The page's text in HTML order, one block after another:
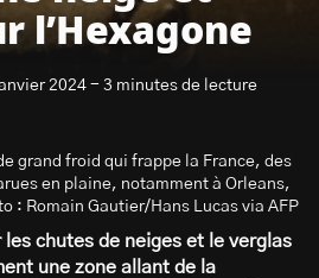
l’Hexagone
2024 - 3 minutes de lecture
grand froid qui frappe la France, des
en plaine, notamment à Orleans,
: Romain Gautier/Hans Lucas via AFP
les chutes de neiges et le verglas
une zone allant de la